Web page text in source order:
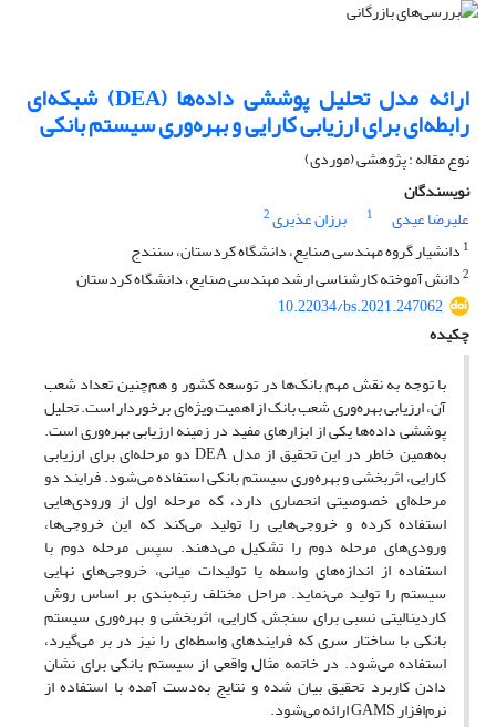
ارائه مدل تحلیل پوششی داده‌ها (DEA) شبکه‌ای
رابطه‌ای برای ارزیابی کارایی و بهره‌وری سیستم بانکی
نوع مقاله : پژوهشی (موردی)
نویسندگان
علیرضا عیدی
1 برزان عذیری2
1 دانشیار گروه مهندسی صنایع، دانشگاه کردستان، سنندج
2دانش آموخته کارشناسی ارشد مهندسی صنایع، دانشگاه کردستان
10.22034/bs.2021.247062
چکیده
با توجه به نقش مهم بانکها در توسعه کشور و همچنین تعداد شعب
آن، ارزیابی بهرهوری شعب بانک از اهمیت ویژهای برخوردار است. تحلیل
پوششی دادهها یکی از ابزارهای مفید در زمینه ارزیابی بهرهوری است.
بههمین خاطر در این تحقیق از مدلDEAدو مرحلهای برای ارزیابی
کارایی، اثربخشی و بهرهوری سیستم بانکی استفاده میشود. فرایند دو
مرحلهای خصوصیتی انحصاری دارد، که مرحله اول از ورودیهایی
استفاده کرده و خروجیهایی را تولید میکند که این خروجیها،
ورودیهای مرحله دوم را تشکیل میدهند. سپس مرحله دوم با
استفاده از اندازههای واسطه یا تولیدات میانی، خروجیهای نهایی
سیستم را تولید مینماید. مراحل مختلف رتبهبندی بر اساس روش
کاردینالیتی نسبی برای سنجش کارایی، اثربخشی و بهرهوری سیستم
بانکی با ساختار سری که فرایندهای واسطهای را نیز در بر میگیرد،
استفاده میشود. در خاتمه مثال واقعی از سیستم بانکی برای نشان
دادن کاربرد تحقیق بیان شده و نتایج بهدست آمده با استفاده از
نرمافزارGAMSارائه میشود.